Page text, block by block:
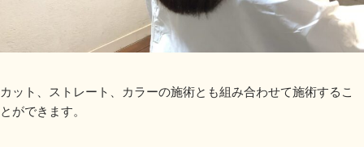
カット、ストレート、カラーの施術とも組み合わせて施術するこ
とができます。